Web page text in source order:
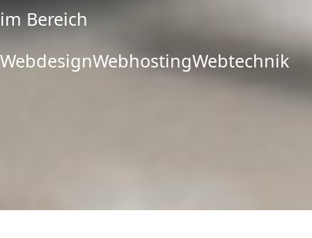
im Bereich
WebdesignWebhostingWebtechnik